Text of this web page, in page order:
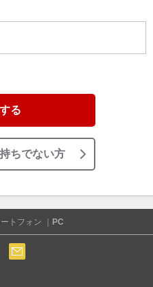
る
ちでない方
トフォン ｜ PC